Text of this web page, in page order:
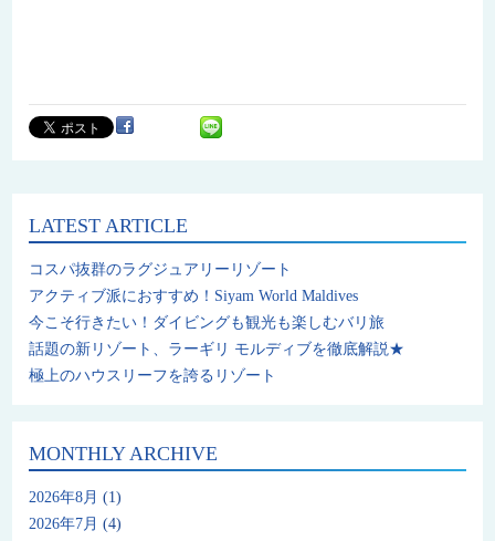
LATEST ARTICLE
コスパ抜群のラグジュアリーリゾート
アクティブ派におすすめ！Siyam World Maldives
今こそ行きたい！ダイビングも観光も楽しむバリ旅
話題の新リゾート、ラーギリ モルディブを徹底解説★
極上のハウスリーフを誇るリゾート
MONTHLY ARCHIVE
2026年8月 (1)
2026年7月 (4)